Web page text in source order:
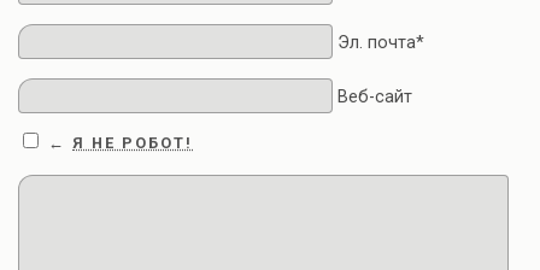
Эл. почта*
Веб-сайт
← Я НЕ РОБОТ!